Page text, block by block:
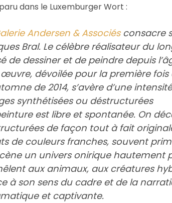
dans le Luxemburger Wort :
Andersen & Associésconsacre
Bral. Le célèbre réalisateur du
de dessiner et de peindre depuis
dévoilée pour la première
de 2014, s’avère d’une
synthétisées ou déstructurées
est libre et spontanée. On
de façon tout à fait
de couleurs franches, souvent
un univers onirique hautement
aux animaux, aux créatures
à son sens du cadre et de la
et captivante.